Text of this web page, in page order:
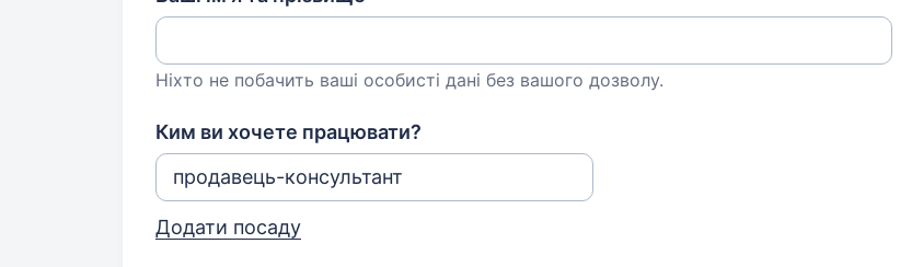
Ніхто не побачить ваші особисті дані без вашого дозволу.
Ким ви хочете працювати?
Додати посаду